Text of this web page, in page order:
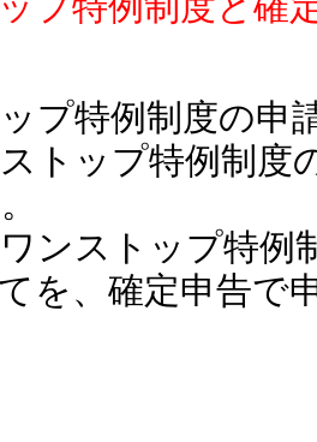
プ特例制度の申
トップ特例制度
ンストップ特例
を、確定申告で